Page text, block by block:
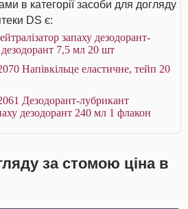
в категорії засоби для догляду
DS є:
запаху дезодорант-
7,5 мл 20 шт
Напівкільце еластичне, тейп 20
Дезодорант-лубрикант
дезодорант 240 мл 1 флакон
за стомою ціна в